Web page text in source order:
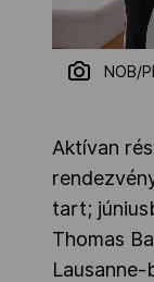
NOB/
Aktívan
tart;
Thomas